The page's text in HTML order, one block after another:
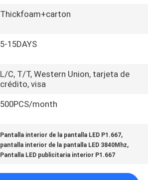
Thickfoam+carton
5-15DAYS
L/C, T/T, Western Union, tarjeta de
crédito, visa
500PCS/month
Pantalla interior de la pantalla LED P1.667,
pantalla interior de la pantalla LED 3840Mhz,
Pantalla LED publicitaria interior P1.667